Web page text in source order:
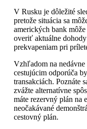
V Rusku je dôležité
pretože situácia sa
amerických bank
overiť aktuálne
prekvapeniam pri
Vzhľadom na
cestujúcim odporúča
transakciách. Poznáte
zvážte alternatívne
máte rezervný plán na
neočakávané
cestovný plán.